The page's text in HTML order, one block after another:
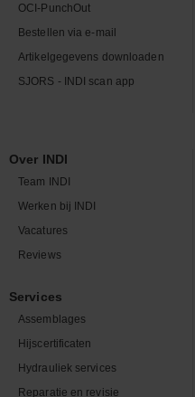
OCI-PunchOut
Bestellen via e-mail
Artikelgegevens downloaden
SJORS - INDI scan app
Over INDI
Team INDI
Werken bij INDI
Vacatures
Reviews
Services
Assemblages
Hijscertificaten
Hydrauliek services
Reparatie en revisie